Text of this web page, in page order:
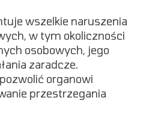
wszelkie naruszenia
w tym okoliczności
osobowych, jego
zaradcze.
organowi
przestrzegania